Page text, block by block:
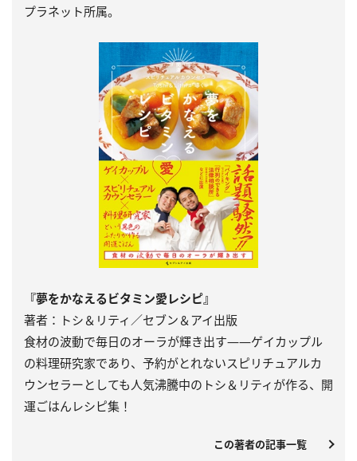
プラネット所属。
『夢をかなえるビタミン愛レシピ』
著者：トシ＆リティ／セブン＆アイ出版
食材の波動で毎日のオーラが輝き出す――ゲイカップル
の料理研究家であり、予約がとれないスピリチュアルカ
ウンセラーとしても人気沸騰中のトシ＆リティが作る、開
運ごはんレシピ集！
この著者の記事一覧